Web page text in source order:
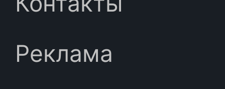
Реклама